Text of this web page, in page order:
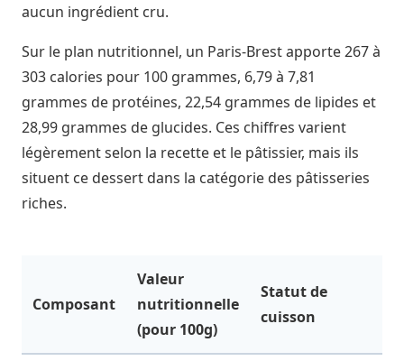
aucun ingrédient cru.
Sur le plan nutritionnel, un Paris-Brest apporte 267 à
303 calories pour 100 grammes, 6,79 à 7,81
grammes de protéines, 22,54 grammes de lipides et
28,99 grammes de glucides. Ces chiffres varient
légèrement selon la recette et le pâtissier, mais ils
situent ce dessert dans la catégorie des pâtisseries
riches.
Composant
Valeur
nutritionnelle
(pour 100g)
Statut de
cuisson